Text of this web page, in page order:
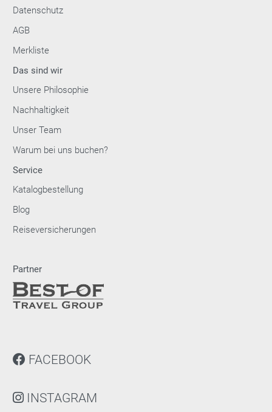
Datenschutz
AGB
Merkliste
Das sind wir
Unsere Philosophie
Nachhaltigkeit
Unser Team
Warum bei uns buchen?
Service
Katalogbestellung
Blog
Reiseversicherungen
Partner
FACEBOOK
INSTAGRAM